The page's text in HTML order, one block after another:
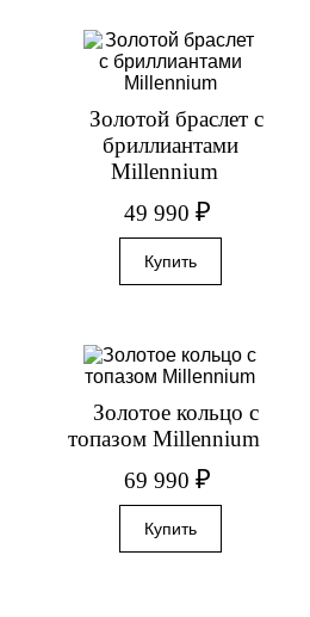
Золотой браслет с
бриллиантами
Millennium
49 990 ₽
Золотое кольцо с
топазом Millennium
69 990 ₽